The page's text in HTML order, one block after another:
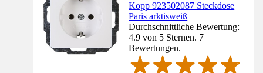
Kopp 923502087 Steckdose
Paris arktisweiß
Durchschnittliche Bewertung:
4.9 von 5 Sternen. 7
Bewertungen.